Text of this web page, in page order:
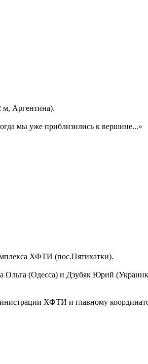
м, Аргентина).
мы уже приблизились к вершине...»
ХФТИ (пос.Пятихатки).
Ольга (Одесса) и Дзубяк Юрий
ХФТИ и главному